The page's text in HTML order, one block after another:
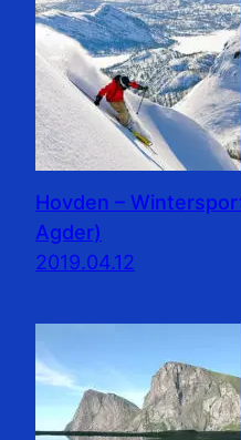
Hovden –
Agder)
2019.04.12